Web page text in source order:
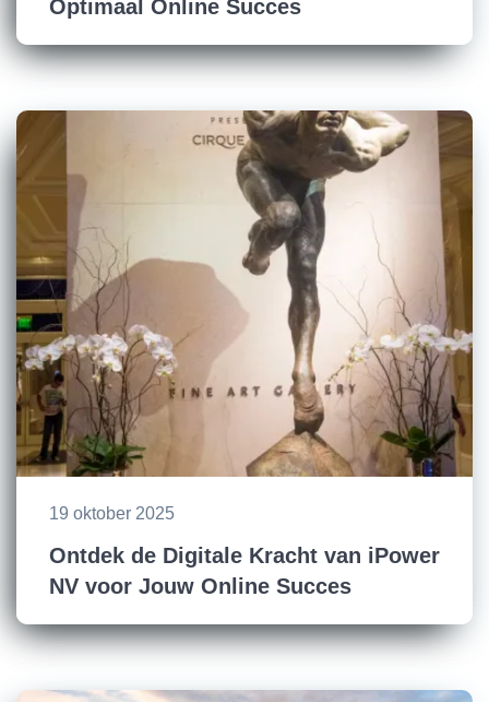
Optimaal Online Succes
19 oktober 2025
Ontdek de Digitale Kracht van iPower
NV voor Jouw Online Succes